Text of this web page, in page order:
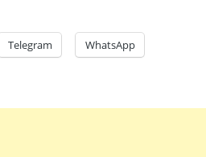
Telegram WhatsApp